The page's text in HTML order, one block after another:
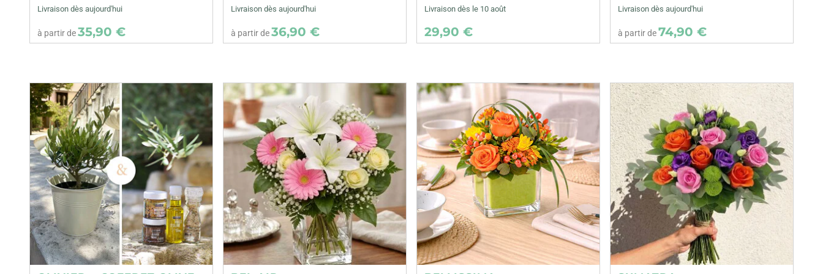
Livraison dès aujourd'hui
à partir de35,90 €
Livraison dès aujourd'hui
à partir de36,90 €
Livraison dès le 10 août
29,90 €
Livraison dès aujourd'hui
à partir de74,90 €